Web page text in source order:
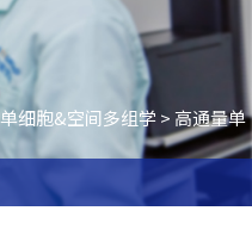
单细胞&空间多组学> 高通量单